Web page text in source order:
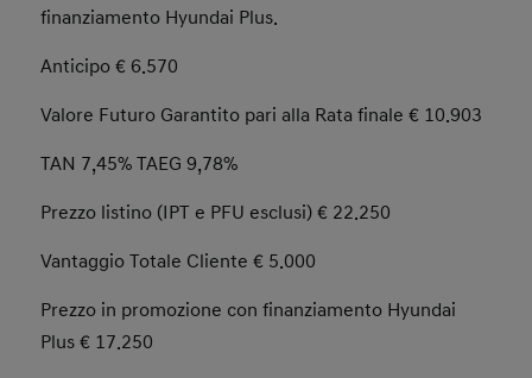
finanziamento Hyundai Plus.
Anticipo € 6.570
Valore Futuro Garantito pari alla Rata finale € 10.903
TAN 7,45% TAEG 9,78%
Prezzo listino (IPT e PFU esclusi) € 22.250
Vantaggio Totale Cliente € 5.000
Prezzo in promozione con finanziamento Hyundai
Plus € 17.250